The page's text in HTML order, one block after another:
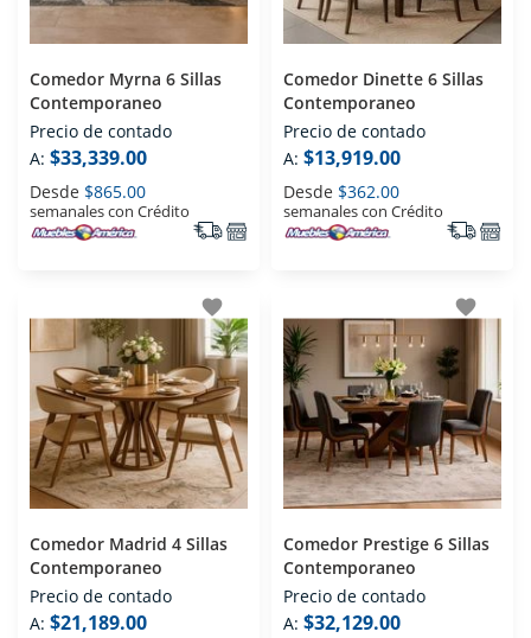
Comedor Myrna 6 Sillas
Contemporaneo
Precio de contado
A: $33,339.00
Desde $865.00
semanales con Crédito
Comedor Dinette 6 Sillas
Contemporaneo
Precio de contado
A: $13,919.00
Desde $362.00
semanales con Crédito
favorite
Comedor Madrid 4 Sillas
Contemporaneo
Precio de contado
A: $21,189.00
favorite
Comedor Prestige 6 Sillas
Contemporaneo
Precio de contado
A: $32,129.00